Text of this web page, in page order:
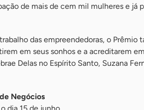
de mais de cem mil mulheres e já
das empreendedoras, o
em seus sonhos e a acreditarem
Delas no Espírito Santo, Suzana
Negócios